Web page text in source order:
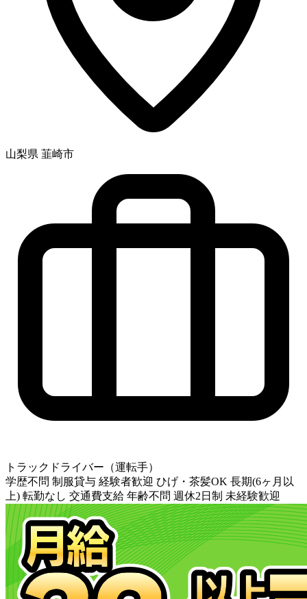
山梨県 韮崎市
トラックドライバー（運転手）
学歴不問 制服貸与 経験者歓迎 ひげ・茶髪OK 長期(6ヶ月以
上) 転勤なし 交通費支給 年齢不問 週休2日制 未経験歓迎